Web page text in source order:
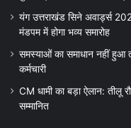
यंग उत्तराखंड सिने अवार्ड्स
मंडपम में होगा भव्य समारोह
समस्याओं का समाधान नहीं हुआ
कर्मचारी
CM धामी का बड़ा ऐलान: तीलू
सम्मानित